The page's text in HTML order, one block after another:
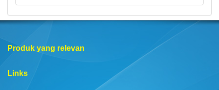
Produk yang relevan
Links